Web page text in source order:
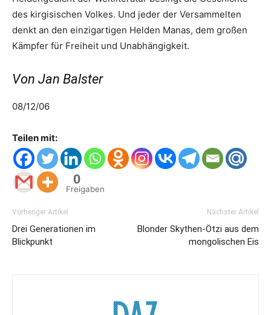
des kirgisischen Volkes. Und jeder der Versammelten
denkt an den einzigartigen Helden Manas, dem großen
Kämpfer für Freiheit und Unabhängigkeit.
Von Jan Balster
08/12/06
Teilen mit:
0
Freigaben
Vorheriger Artikel
Drei Generationen im
Blickpunkt
Nächster Artikel
Blonder Skythen-Ötzi aus dem
mongolischen Eis